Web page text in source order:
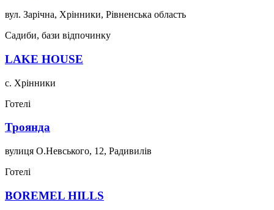
вул. Зарічна, Хрінники, Рівненська область
Садиби, бази відпочинку
LAKE HOUSE
с. Хрінники
Готелі
Троянда
вулиця О.Невського, 12, Радивилів
Готелі
BOREMEL HILLS